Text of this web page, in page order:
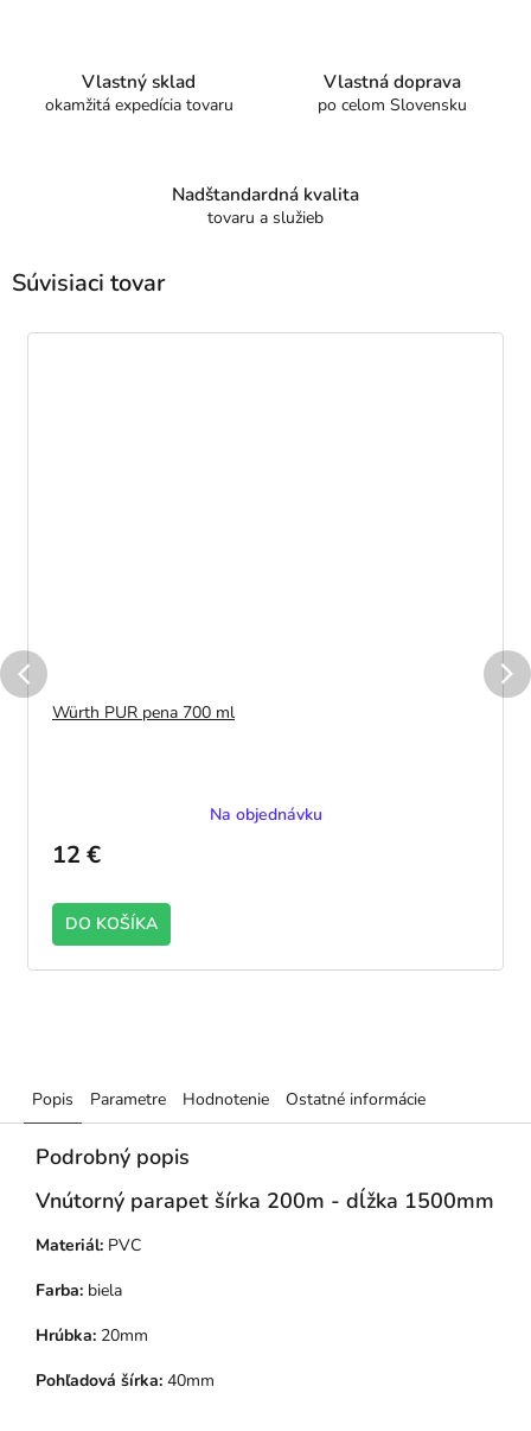
Vlastný sklad
okamžitá expedícia tovaru
Vlastná doprava
po celom Slovensku
Nadštandardná kvalita
tovaru a služieb
Súvisiaci tovar
Würth PUR pena 700 ml
Na objednávku
12 €
DO KOŠÍKA
Popis Parametre Hodnotenie Ostatné informácie
Podrobný popis
Vnútorný parapet šírka 200m - dĺžka 1500mm
Materiál: PVC
Farba: biela
Hrúbka: 20mm
Pohľadová šírka: 40mm